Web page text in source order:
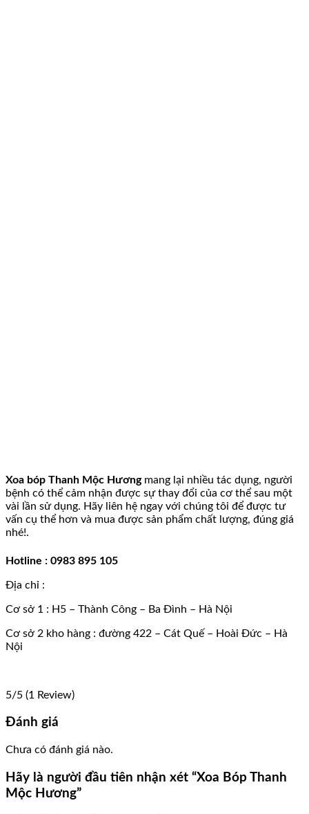
Xoa bóp Thanh Mộc Hươngmang lại nhiều tác dụng, người
bệnh có thể cảm nhận được sự thay đổi của cơ thể sau một
vài lần sử dụng. Hãy liên hệ ngay với chúng tôi để được tư
vấn cụ thể hơn và mua được sản phẩm chất lượng, đúng giá
nhé!.
Hotline : 0983 895 105
Địa chỉ :
Cơ sở 1 : H5 – Thành Công – Ba Đình – Hà Nội
Cơ sở 2 kho hàng : đường 422 – Cát Quế – Hoài Đức – Hà
Nội
5/5 (1 Review)
Đánh giá
Chưa có đánh giá nào.
Hãy là người đầu tiên nhận xét “Xoa Bóp Thanh
Mộc Hương”